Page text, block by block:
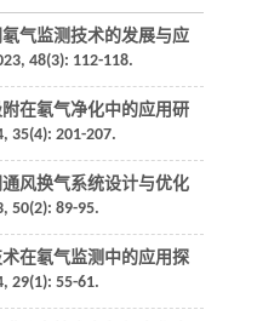
气监测技术的发展与应
, 48(3): 112-118.
在氡气净化中的应用研
, 35(4): 201-207.
风换气系统设计与优化
, 50(2): 89-95.
在氡气监测中的应用探
, 29(1): 55-61.